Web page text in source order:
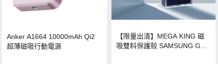
Anker A1664 10000mAh Qi2
超薄磁吸行動電源
【限量出清】MEGA KING 磁
吸雙料保護殼 SAMSUNG Gala